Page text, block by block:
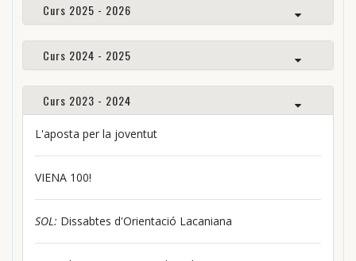
Curs 2025 - 2026
Curs 2024 - 2025
Curs 2023 - 2024
L'aposta per la joventut
VIENA 100!
SOL: Dissabtes d'Orientació Lacaniana